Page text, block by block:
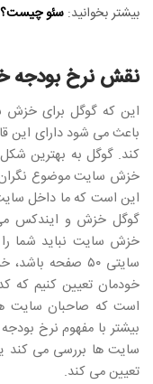
بیشتر بخوانید: سئو چیست؟
نقش نرخ
این که گوگل برای
باعث می شود دارای این
کند. گوگل به بهترین
خزش سایت موضوع نگران
این است که ما داخل
گوگل خزش و ایندکس می
خزش سایت نباید شما
سایتی ۵۰ صفحه
خودمان تعیین کنیم که
است که صاحبان سایت
بیشتر با مفهوم نرخ
سایت ها بررسی می کند
تعیین می کند.